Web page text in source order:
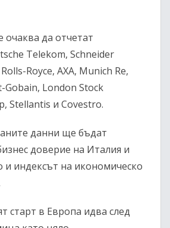
очаква да отчетат
Telekom, Schneider
Royce, AXA, Munich Re,
Gobain, London Stock
Stellantis и Covestro.
данни ще бъдат
доверие на Италия и
и индексът на икономическо
старт в Европа идва след